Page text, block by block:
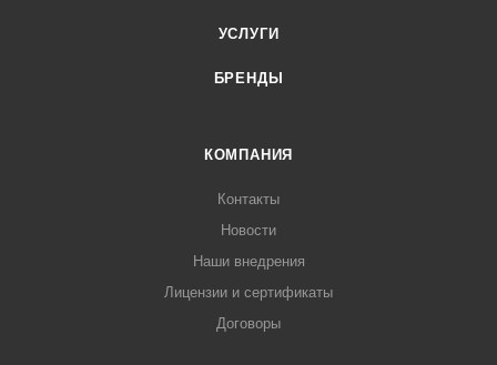
УСЛУГИ
БРЕНДЫ
КОМПАНИЯ
Контакты
Новости
Наши внедрения
Лицензии и сертификаты
Договоры